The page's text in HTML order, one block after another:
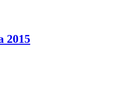
2015